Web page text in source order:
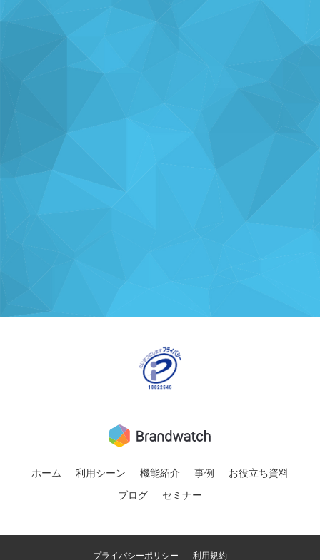
ホーム 利用シーン 機能紹介 事例
お役立ち資料
ブログ
セミナー
プライバシーポリシー 利用規約